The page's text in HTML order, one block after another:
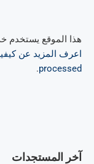
هذا الموقع يستخدم
اعرف المزيد عن
processed
.
آخر المستجدات